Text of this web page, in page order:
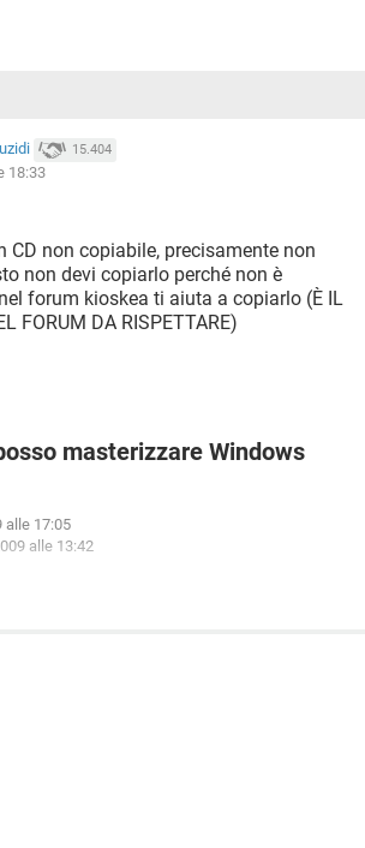
15.404
18:33
CD non copiabile, precisamente non
non devi copiarlo perché non è
forum kioskea ti aiuta a copiarlo (È IL
FORUM DA RISPETTARE)
masterizzare Windows
alle 17:05
alle 13:42